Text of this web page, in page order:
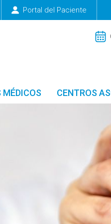
Portal del Paciente
MÉDICOS CENTROS